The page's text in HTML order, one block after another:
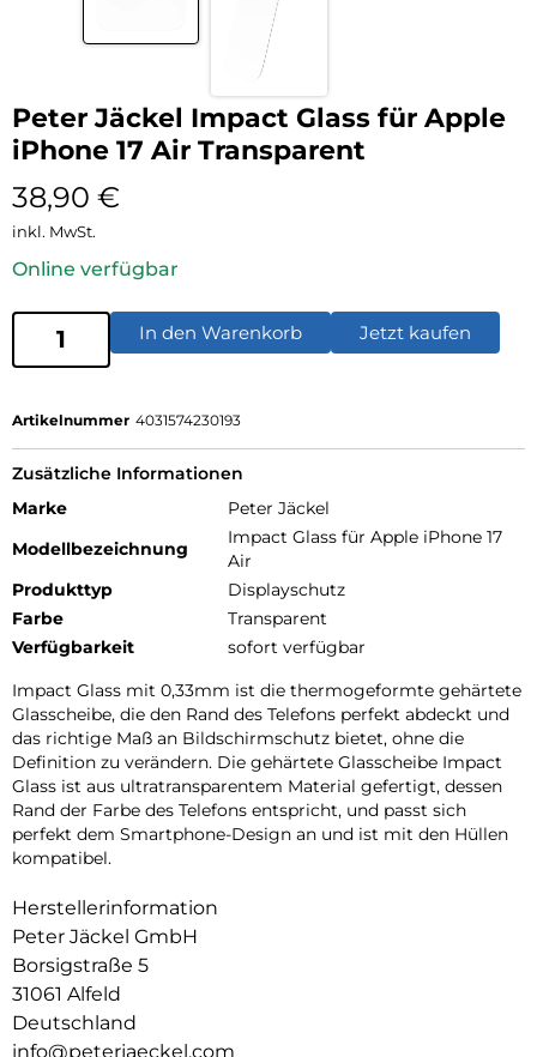
Peter Jäckel Impact Glass für Apple
iPhone 17 Air Transparent
38,90 €
inkl. MwSt.
Online verfügbar
In den Warenkorb Jetzt kaufen
Artikelnummer 4031574230193
Zusätzliche Informationen
Marke
Peter Jäckel
Modellbezeichnung
Impact Glass für Apple iPhone 17
Air
Produkttyp
Displayschutz
Farbe
Transparent
Verfügbarkeit
sofort verfügbar
Impact Glass mit 0,33mm ist die thermogeformte gehärtete
Glasscheibe, die den Rand des Telefons perfekt abdeckt und
das richtige Maß an Bildschirmschutz bietet, ohne die
Definition zu verändern. Die gehärtete Glasscheibe Impact
Glass ist aus ultratransparentem Material gefertigt, dessen
Rand der Farbe des Telefons entspricht, und passt sich
perfekt dem Smartphone-Design an und ist mit den Hüllen
kompatibel.
Herstellerinformation
Peter Jäckel GmbH
Borsigstraße 5
31061 Alfeld
Deutschland
info@peterjaeckel.com